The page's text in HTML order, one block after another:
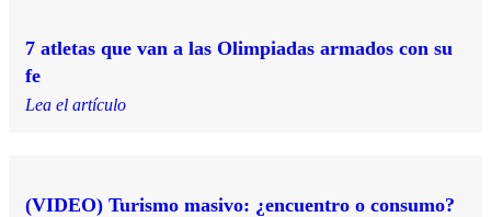
7 atletas que van a las Olimpiadas armados con su
fe
Lea el artículo
(VIDEO) Turismo masivo: ¿encuentro o consumo?